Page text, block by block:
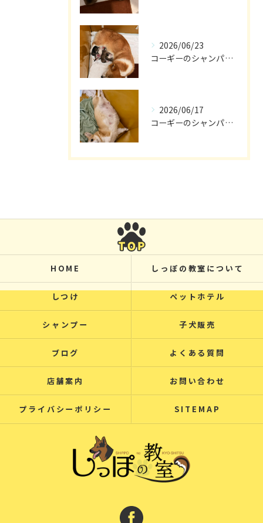
2026/06/23
コーギーのシャンパン🎵
2026/06/17
コーギーのシャンパン🥂
HOME しっぽの教室について
しつけ ペットホテル
シャンプー 子犬販売
ブログ よくある質問
店舗案内 お問い合わせ
プライバシーポリシー SITEMAP